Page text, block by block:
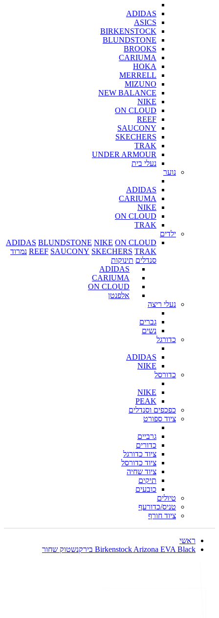
ADIDAS
ASICS
BIRKENSTOCK
BLUNDSTONE
BROOKS
CARIUMA
HOKA
MERRELL
MIZUNO
NEW BALANCE
NIKE
ON CLOUD
REEF
SAUCONY
SKECHERS
TRAK
UNDER ARMOUR
נעלי בית
נוער
ADIDAS
CARIUMA
NIKE
ON CLOUD
TRAK
ילדים
ADIDAS BLUNDSTONE NIKE ON CLOUD
REEF SAUCONY SKECHERS TRAK
נמרוד
סנדלים תינוקות
ADIDAS
CARIUMA
ON CLOUD
אלפנטן
נעלי ריצה
גברים
נשים
כדורגל
ADIDAS
NIKE
כדורסל
NIKE
PEAK
כפכפים וסנדלים
ציוד ספורט
גרביים
כדורים
ציוד כדורגל
ציוד כדורסל
ציוד שחיה
תיקים
כובעים
טיולים
טניס/כדורעף
ציוד חורף
ראשי
Birkenstock Arizona EVA Black בירקנשטוק שחור